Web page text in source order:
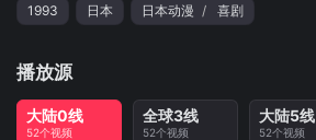
1993 日本 日本动漫 / 喜剧
播放源
大陆0线
52个视频
全球3线
52个视频
大陆5线
52个视频